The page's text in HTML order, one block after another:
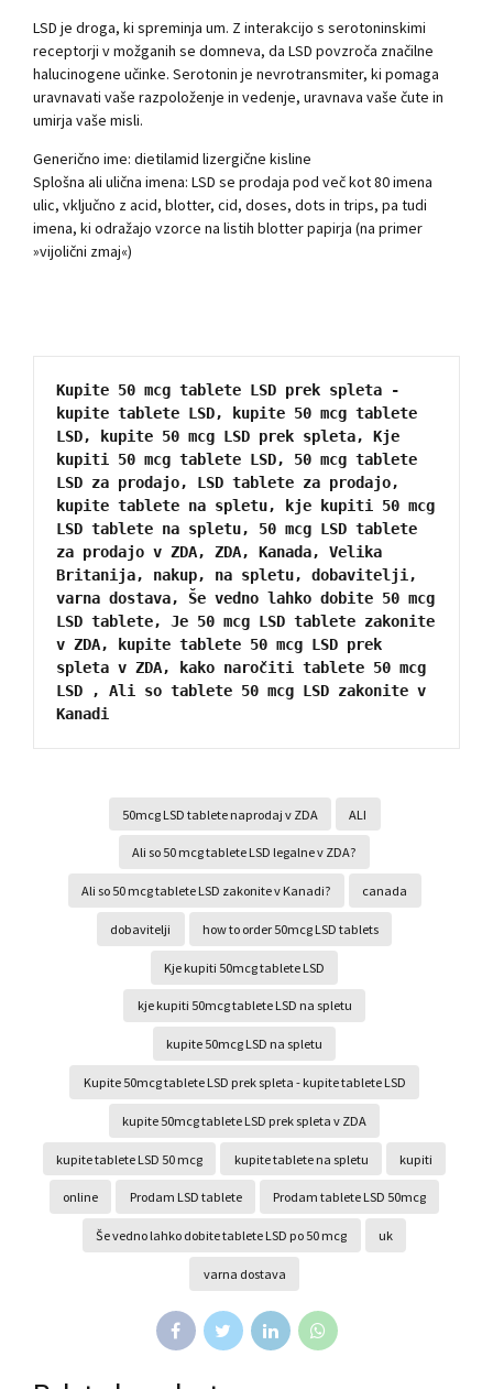
LSD je droga, ki spreminja um. Z interakcijo s serotoninskimi
receptorji v možganih se domneva, da LSD povzroča značilne
halucinogene učinke. Serotonin je nevrotransmiter, ki pomaga
uravnavati vaše razpoloženje in vedenje, uravnava vaše čute in
umirja vaše misli.
Generično ime: dietilamid lizergične kisline
Splošna ali ulična imena: LSD se prodaja pod več kot 80 imena
ulic, vključno z acid, blotter, cid, doses, dots in trips, pa tudi
imena, ki odražajo vzorce na listih blotter papirja (na primer
»vijolični zmaj«)
Kupite 50 mcg tablete LSD prek spleta -
kupite tablete LSD, kupite 50 mcg tablete
LSD, kupite 50 mcg LSD prek spleta, Kje
kupiti 50 mcg tablete LSD, 50 mcg tablete
LSD za prodajo, LSD tablete za prodajo,
kupite tablete na spletu, kje kupiti 50 mcg
LSD tablete na spletu, 50 mcg LSD tablete
za prodajo v ZDA, ZDA, Kanada, Velika
Britanija, nakup, na spletu, dobavitelji,
varna dostava, Še vedno lahko dobite 50 mcg
LSD tablete, Je 50 mcg LSD tablete zakonite
v ZDA, kupite tablete 50 mcg LSD prek
spleta v ZDA, kako naročiti tablete 50 mcg
LSD , Ali so tablete 50 mcg LSD zakonite v
Kanadi
50mcg LSD tablete naprodaj v ZDA ALI
Ali so 50 mcg tablete LSD legalne v ZDA?
Ali so 50 mcg tablete LSD zakonite v Kanadi? canada
dobavitelji how to order 50mcg LSD tablets
Kje kupiti 50mcg tablete LSD
kje kupiti 50mcg tablete LSD na spletu
kupite 50mcg LSD na spletu
Kupite 50mcg tablete LSD prek spleta - kupite tablete LSD
kupite 50mcg tablete LSD prek spleta v ZDA
kupite tablete LSD 50 mcg kupite tablete na spletu kupiti
online Prodam LSD tablete Prodam tablete LSD 50mcg
Še vedno lahko dobite tablete LSD po 50 mcg uk
varna dostava